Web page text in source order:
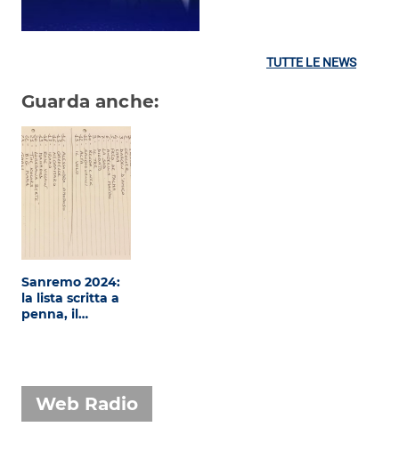
TUTTE LE NEWS
Guarda anche:
Sanremo 2024:
la lista scritta a
penna, il…
Web Radio